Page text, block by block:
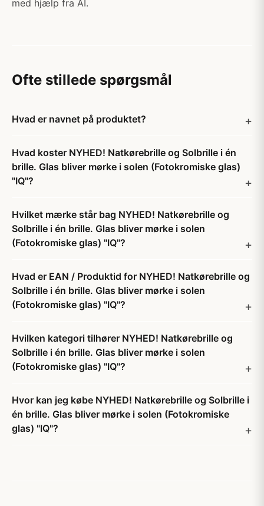
med hjælp fra AI.
Ofte stillede spørgsmål
Hvad er navnet på produktet?
Hvad koster NYHED! Natkørebrille og Solbrille i én
brille. Glas bliver mørke i solen (Fotokromiske glas)
"IQ"?
Hvilket mærke står bag NYHED! Natkørebrille og
Solbrille i én brille. Glas bliver mørke i solen
(Fotokromiske glas) "IQ"?
Hvad er EAN / Produktid for NYHED! Natkørebrille og
Solbrille i én brille. Glas bliver mørke i solen
(Fotokromiske glas) "IQ"?
Hvilken kategori tilhører NYHED! Natkørebrille og
Solbrille i én brille. Glas bliver mørke i solen
(Fotokromiske glas) "IQ"?
Hvor kan jeg købe NYHED! Natkørebrille og Solbrille i
én brille. Glas bliver mørke i solen (Fotokromiske
glas) "IQ"?